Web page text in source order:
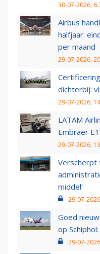
30-07-2026,
Airbus
halfjaar:
per maand
29-07-2026,
dichterbij:
29-07-2026,
LATAM
Embraer
29-07-2026,
Verscherpt
middel’
29-07-
Goed
op
29-07-